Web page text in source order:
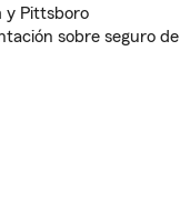
y Pittsboro
sobre seguro de